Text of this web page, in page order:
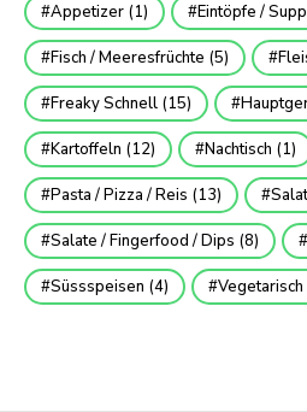
Appetizer (1) Eintöpfe /
Fisch / Meeresfrüchte (5)
Freaky Schnell (15)
Kartoffeln (12) Nachtisch (1)
Pasta / Pizza / Reis (13) Salat
Salate / Fingerfood / Dips (8)
Süssspeisen (4) Vegetarisch